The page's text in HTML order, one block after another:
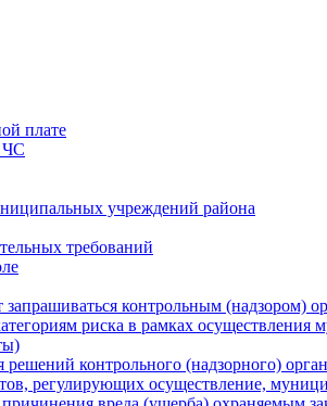
плате
ЧС
учреждений района
требований
контрольным (надзором)
риска в рамках осуществления
контрольного (надзорного)
регулирующих осуществление,